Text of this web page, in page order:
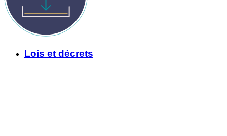
Lois et décrets